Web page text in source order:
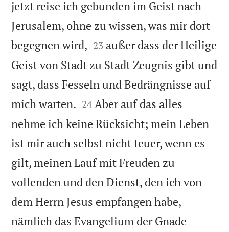
jetzt reise ich gebunden im Geist nach
Jerusalem, ohne zu wissen, was mir dort
begegnen wird, 

23 außer dass der Heilige
Geist von Stadt zu Stadt Zeugnis gibt und
sagt, dass Fesseln und Bedrängnisse auf
mich warten. 

24 Aber auf das alles
nehme ich keine Rücksicht; mein Leben
ist mir auch selbst nicht teuer, wenn es
gilt, meinen Lauf mit Freuden zu
vollenden und den Dienst, den ich von
dem Herrn Jesus empfangen habe,
nämlich das Evangelium der Gnade